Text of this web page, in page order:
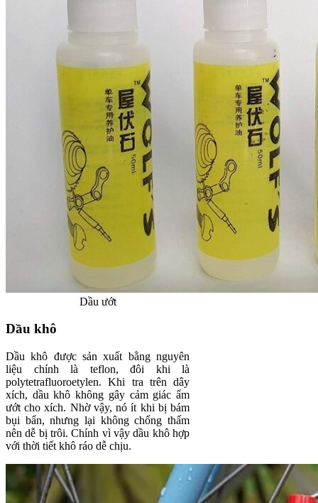
Dầu ướt
Dầu khô
Dầu khô được sản xuất bằng nguyên
liệu chính là teflon, đôi khi là
polytetrafluoroetylen. Khi tra trên dây
xích, dầu khô không gây cảm giác ẩm
ướt cho xích. Nhờ vậy, nó ít khi bị bám
bụi bẩn, nhưng lại không chống thấm
nên dễ bị trôi. Chính vì vậy dầu khô hợp
với thời tiết khô ráo dễ chịu.